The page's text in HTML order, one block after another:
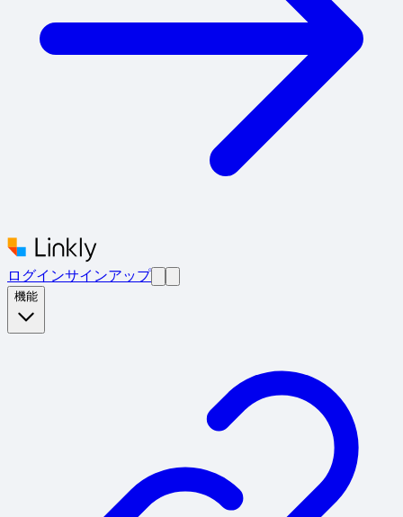
ログインサインアップ
機能